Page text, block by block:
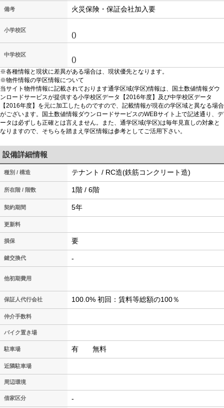
備考 火災保険・保証会社加入要
小学校区
()
中学校区
()
※各種情報と現状に差異がある場合は、現状優先となります。
※物件情報の学区情報について
当サイト物件情報に記載されております通学区域(学区)情報は、国土数値情報ダウ
ンロードサービスが提供する小学校区データ【2016年度】及び中学校区データ
【2016年度】を元に加工したものですので、記載情報が現在の学区域と異なる場合
がございます。国土数値情報ダウンロードサービスのWEBサイト上で記述通り、デ
ータは必ずしも正確とは言えません。また、通学区域(学区)は毎年見直しの対象と
なりますので、そちらを踏まえ学区情報は参考としてご活用下さい。
設備詳細情報
種別 / 構造 テナント / RC造(鉄筋コンクリート造)
所在階 / 階数 1階 / 6階
契約期間 5年
更新料
損保 要
鍵交換代 -
他初期費用
保証人代行会社 100.0% 初回：賃料等総額の100％
仲介手数料
バイク置き場
駐車場 有 無料
近隣駐車場
周辺環境
借家区分 -